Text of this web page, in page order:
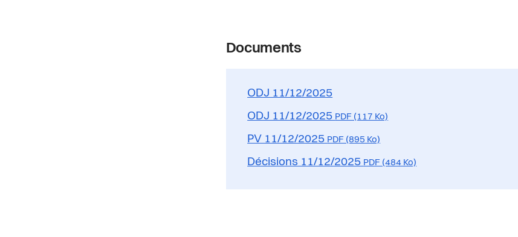
Documents
ODJ 11/12/2025
ODJ 11/12/2025 PDF (117 Ko)
PV 11/12/2025 PDF (895 Ko)
Décisions 11/12/2025 PDF (484 Ko)